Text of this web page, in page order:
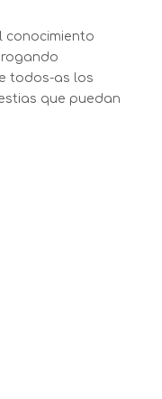
conocimiento
todos-as los
que puedan